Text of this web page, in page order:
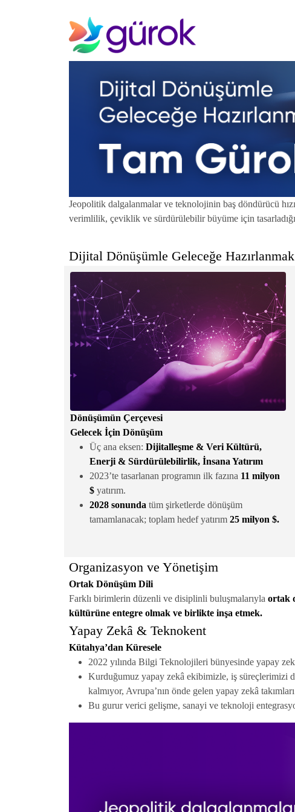
Jeopolitik dalgalanmalar ve teknolojinin baş döndürücü
verimlilik, çeviklik ve sürdürülebilir büyüme için
Dijital Dönüşümle Geleceğe Hazırlanmak
Dönüşümün Çerçevesi
Gelecek İçin Dönüşüm
Üç ana eksen: Dijitalleşme & Veri Kültürü,
Enerji & Sürdürülebilirlik, İnsana Yatırım
2023’te tasarlanan programın ilk fazına 11 milyon
$ yatırım.
2028 sonunda tüm şirketlerde dönüşüm
tamamlanacak; toplam hedef yatırım 25 milyon $.
Organizasyon ve Yönetişim
Ortak Dönüşüm Dili
Farklı birimlerin düzenli ve disiplinli buluşmalarıyla ortak
kültürüne entegre olmak ve birlikte inşa etmek.
Yapay Zekâ & Teknokent
Kütahya’dan Küresele
2022 yılında Bilgi Teknolojileri bünyesinde yapay
Kurduğumuz yapay zekâ ekibimizle, iş süreçlerimizi
kalmıyor, Avrupa’nın önde gelen yapay zekâ
Bu gurur verici gelişme, sanayi ve teknoloji